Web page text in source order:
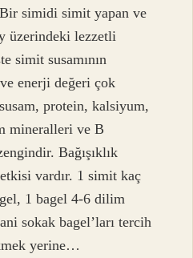
simidi simit yapan ve
üzerindeki lezzetli
simit susamının
enerji değeri çok
protein, kalsiyum,
mineralleri ve B
Bağışıklık
vardır. 1 simit kaç
1 bagel 4-6 dilim
sokak bagel’ları tercih
yerine…